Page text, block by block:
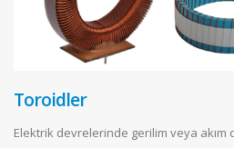
Toroidler
Elektrik devrelerinde gerilim veya akım